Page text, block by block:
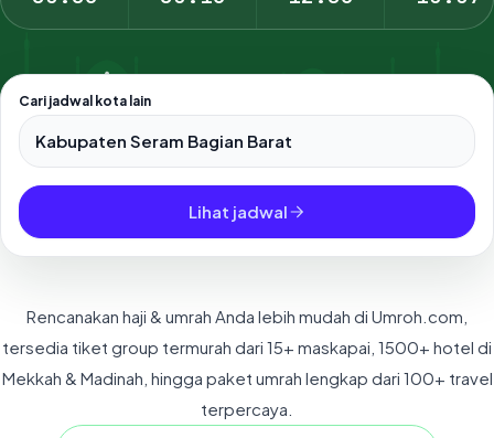
Cari jadwal kota lain
Pilih salah satu dari 500+ kota dan kabupaten di Indonesia.
Lihat jadwal
Rencanakan haji & umrah Anda lebih mudah di Umroh.com,
tersedia tiket group termurah dari 15+ maskapai, 1500+ hotel di
Mekkah & Madinah, hingga paket umrah lengkap dari 100+ travel
terpercaya.